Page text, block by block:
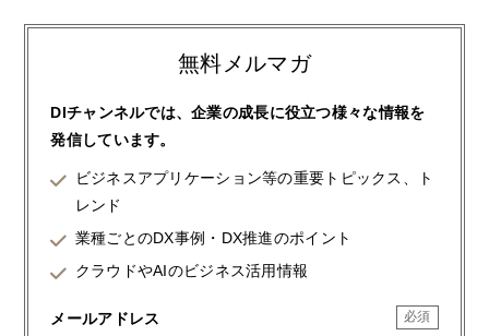
無料メルマガ
DIチャンネルでは、企業の成長に役立つ様々な情報を
発信しています。
ビジネスアプリケーション等の重要トピックス、ト
レンド
業種ごとのDX事例・DX推進のポイント
クラウドやAIのビジネス活用情報
メールアドレス